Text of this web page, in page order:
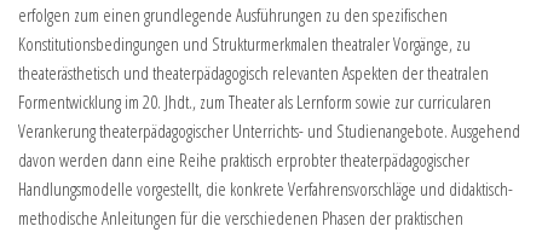
erfolgen zum einen grundlegende Ausführungen zu den spezifischen
Konstitutionsbedingungen und Strukturmerkmalen theatraler Vorgänge, zu
theaterästhetisch und theaterpädagogisch relevanten Aspekten der theatralen
Formentwicklung im 20. Jhdt., zum Theater als Lernform sowie zur curricularen
Verankerung theaterpädagogischer Unterrichts- und Studienangebote. Ausgehend
davon werden dann eine Reihe praktisch erprobter theaterpädagogischer
Handlungsmodelle vorgestellt, die konkrete Verfahrensvorschläge und didaktisch-
methodische Anleitungen für die verschiedenen Phasen der praktischen